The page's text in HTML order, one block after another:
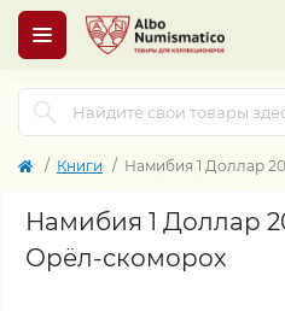
Книги Намибия 1 Доллар
Намибия 1 Доллар
Орёл-скоморох